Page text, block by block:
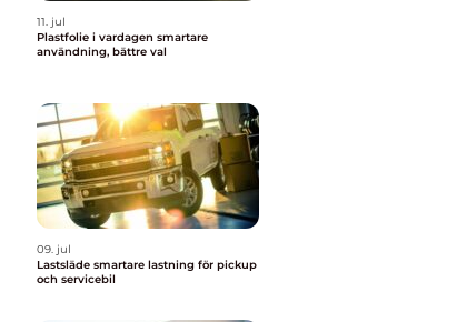
11. jul
Plastfolie i vardagen smartare
användning, bättre val
09. jul
Lastsläde smartare lastning för pickup
och servicebil